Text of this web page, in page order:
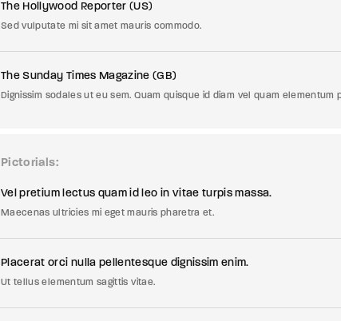
The Hollywood Reporter (US)
Sed vulputate mi sit amet mauris commodo.
The Sunday Times Magazine (GB)
Dignissim sodales ut eu sem. Quam quisque id diam vel quam elementum
Pictorials
Vel pretium lectus quam id leo in vitae turpis massa.
Maecenas ultricies mi eget mauris pharetra et.
Placerat orci nulla pellentesque dignissim enim.
Ut tellus elementum sagittis vitae.